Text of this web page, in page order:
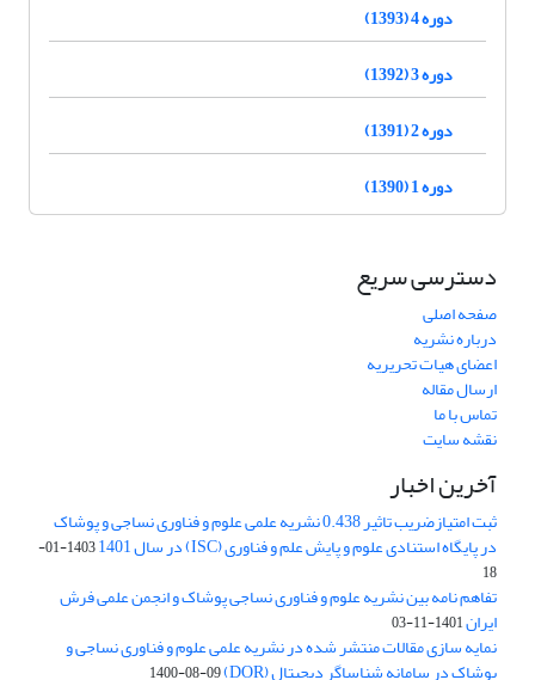
دوره 4 (1393)
دوره 3 (1392)
دوره 2 (1391)
دوره 1 (1390)
دسترسی سریع
صفحه اصلی
درباره نشریه
اعضای هیات تحریریه
ارسال مقاله
تماس با ما
نقشه سایت
آخرین اخبار
ثبت امتیازضریب تاثیر 0.438 نشریه علمی علوم و فناوری نساجی و پوشاک
در پایگاه استنادی علوم و پایش علم و فناوری (ISC) در سال 1401
1403-01-
18
تفاهم نامه بین نشریه علوم و فناوری نساجی پوشاک و انجمن علمی فرش
ایران1401-11-03
نمایه سازی مقالات منتشر شده در نشریه علمی علوم و فناوری نساجی و
پوشاک در سامانه شناساگر دیجیتال (DOR) 1400-08-09